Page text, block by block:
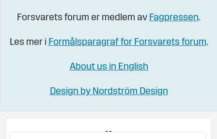
Forsvarets forum er medlem av Fagpressen.
Les mer i Formålsparagraf for Forsvarets forum.
About us in English
Design by Nordström Design